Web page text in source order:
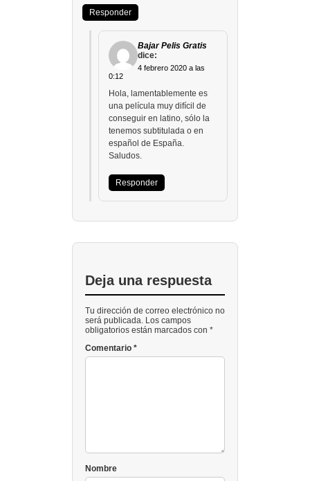
Responder
Bajar Pelis Gratis
dice:
4 febrero 2020 a las
0:12
Hola, lamentablemente es
una película muy difícil de
conseguir en latino, sólo la
tenemos subtitulada o en
español de España.
Saludos.
Responder
Deja una respuesta
Tu dirección de correo electrónico no
será publicada. Los campos
obligatorios están marcados con *
Comentario *
Nombre